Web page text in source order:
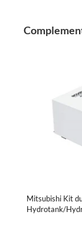
Mitsubishi Kit
Hydrotank/